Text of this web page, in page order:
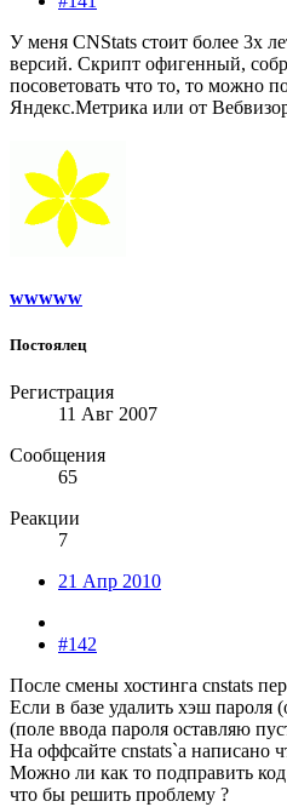
У меня CNStats стоит более 3х
версий. Скрипт офигенный,
посоветовать что то, то можно
Яндекс.Метрика или от
wwwww
Постоялец
Регистрация
11 Авг 2007
Сообщения
65
Реакции
7
21 Апр 2010
#142
После смены хостинга cnstats
Если в базе удалить хэш пароля
(поле ввода пароля оставляю
На оффсайте cnstats`а написано
Можно ли как то подправить
что бы решить проблему ?